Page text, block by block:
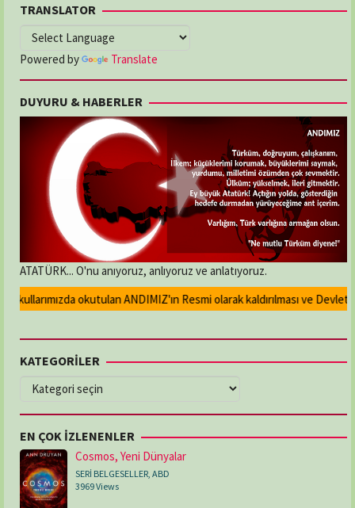
TRANSLATOR
Powered by Translate
DUYURU & HABERLER
ATATÜRK... O'nu anıyoruz, anlıyoruz ve anlatıyoruz.
okutulan ANDIMIZ'ın Resmi olarak kaldırılması ve Devlet
KATEGORİLER
KATEGORİLER
EN ÇOK İZLENENLER
Cosmos, Yeni Dünyalar
SERİ BELGESELLER, ABD
3969 Views